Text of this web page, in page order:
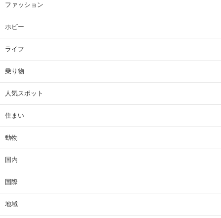
ファッション
ホビー
ライフ
乗り物
人気スポット
住まい
動物
国内
国際
地域